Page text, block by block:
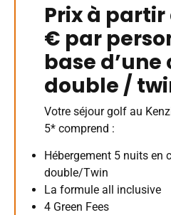
Prix à partir
€ par
base
double /
Votre séjour golf au
5* comprend :
Hébergement 5 nuits en
double/Twin
La formule all inclusive
4 Green Fees